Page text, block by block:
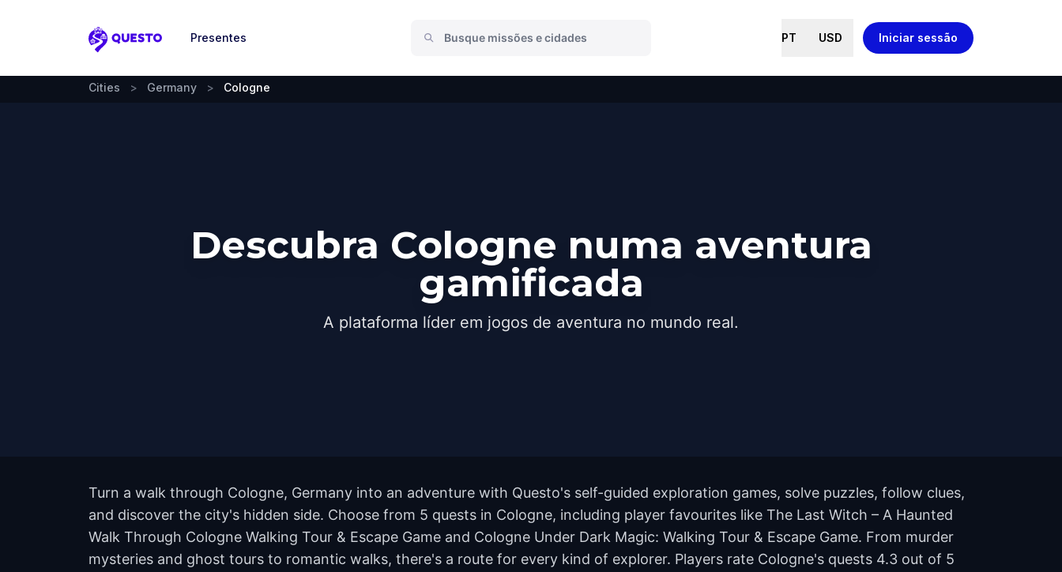
Questo
Presentes PT USD Iniciar sessão
Cities > Germany > Cologne
Descubra Cologne numa aventura
gamificada
A plataforma líder em jogos de aventura no mundo real.
Turn a walk through Cologne, Germany into an adventure with Questo's self-guided exploration games, solve puzzles, follow clues,
and discover the city's hidden side. Choose from 5 quests in Cologne, including player favourites like The Last Witch – A Haunted
Walk Through Cologne Walking Tour & Escape Game and Cologne Under Dark Magic: Walking Tour & Escape Game. From murder
mysteries and ghost tours to romantic walks, there's a route for every kind of explorer. Players rate Cologne's quests 4.3 out of 5